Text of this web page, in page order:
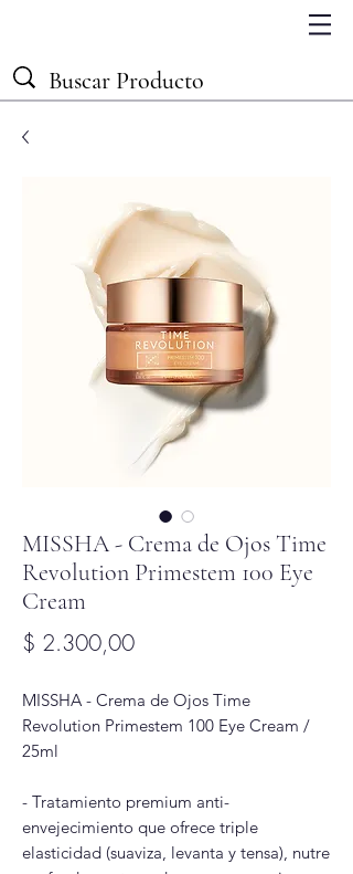
MISSHA - Crema de Ojos Time
Revolution Primestem 100 Eye
Cream
$ 2.300,00Precio
MISSHA - Crema de Ojos Time
Revolution Primestem 100 Eye Cream /
25ml
- Tratamiento premium anti-
envejecimiento que ofrece triple
elasticidad (suaviza, levanta y tensa), nutre